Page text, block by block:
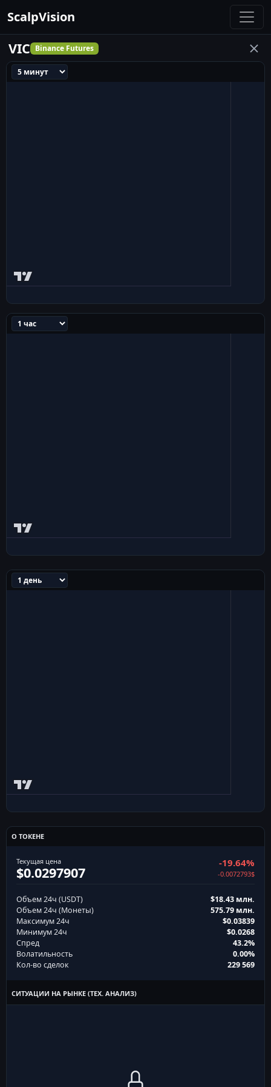
ScalpVision
VIC Binance Futures
О ТОКЕНЕ
Текущая цена
$0.0297907
-19.64%
-0.0072793$
Объем 24ч (USDT)
$18.43 млн.
Объем 24ч (Монеты)
575.79 млн.
Максимум 24ч
$0.03839
Минимум 24ч
$0.0268
Спред
43.2%
Волатильность
0.00%
Кол-во сделок
229 569
СИТУАЦИИ НА РЫНКЕ (ТЕХ. АНАЛИЗ)